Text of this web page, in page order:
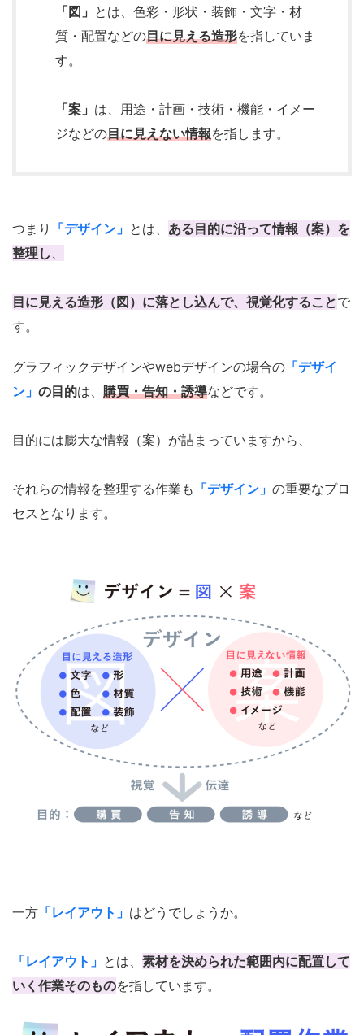
「図」 とは、色彩・形状・装飾・文字・材
質・配置などの目に見える造形を指していま
す。
「案」 は、用途・計画・技術・機能・イメー
ジなどの目に見えない情報を指します。
つまり 「デザイン」 とは、 ある目的に沿って情報（案）を
整理し 、
目に見える造形（図）に落とし込んで、視覚化することで
す。
グラフィックデザインやwebデザインの場合の 「デザイ
ン」 の目的は、 購買・告知・誘導などです。
目的には膨大な情報（案）が詰まっていますから、
それらの情報を整理する作業も 「デザイン」 の重要なプロ
セスとなります。
一方 「レイアウト」 はどうでしょうか。
「レイアウト」 とは、 素材を決められた範囲内に配置して
いく作業そのものを指しています。